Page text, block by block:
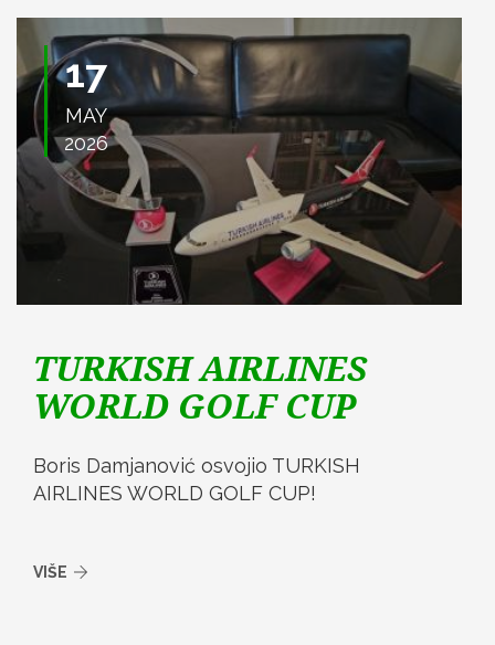
17
MAY
2026
TURKISH AIRLINES
WORLD GOLF CUP
Boris Damjanović osvojio TURKISH
AIRLINES WORLD GOLF CUP!
VIŠE